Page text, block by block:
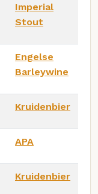
Imperial
Stout
Engelse
Barleywine
Kruidenbier
APA
Kruidenbier